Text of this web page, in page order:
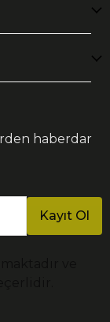
haberdar
Kayıt Ol